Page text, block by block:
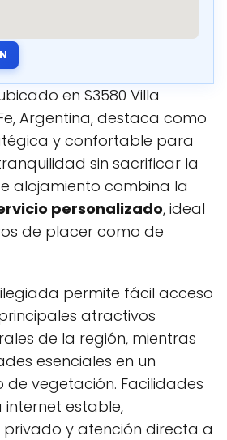
en S3580 Villa
Argentina, destaca como
y confortable para
sin sacrificar la
alojamiento combina la
personalizado, ideal
de placer como de
permite fácil acceso
atractivos
de la región, mientras
esenciales en un
vegetación. Facilidades
estable,
y atención directa a